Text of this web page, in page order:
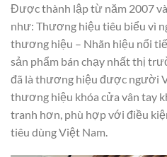
Được thành lập từ năm 2007
như: Thương hiệu tiêu biểu vì
thương hiệu – Nhãn hiệu nổi
sản phẩm bán chạy nhất thị
đã là thương hiệu được người
thương hiệu khóa cửa vân tay
tranh hơn, phù hợp với điều
tiêu dùng Việt Nam.